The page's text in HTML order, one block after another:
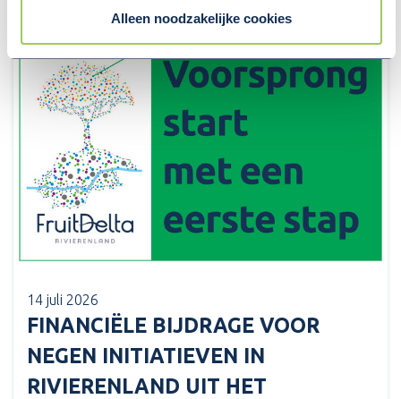
Alleen noodzakelijke cookies
14 juli 2026
FINANCIËLE BIJDRAGE VOOR
NEGEN INITIATIEVEN IN
RIVIERENLAND UIT HET